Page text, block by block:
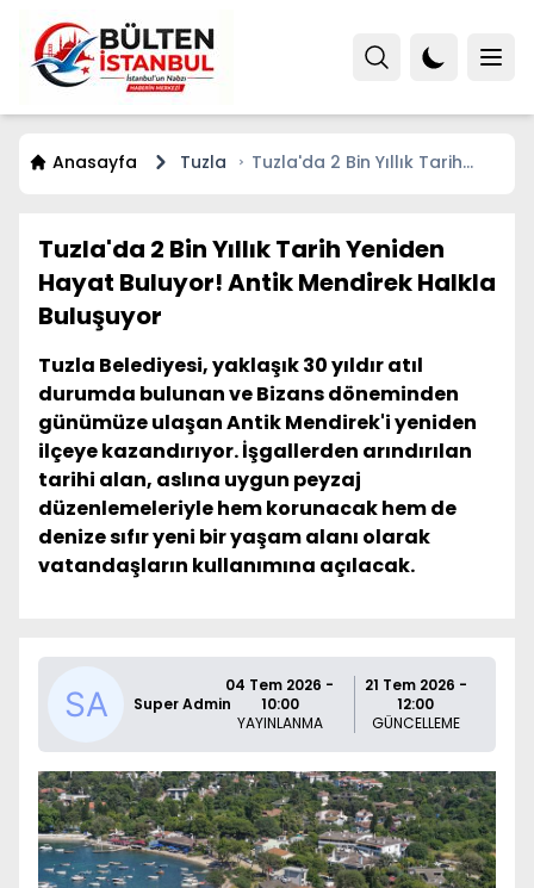
Anasayfa Tuzla
Tuzla'da 2 Bin Yıllık Tarih
Tuzla'da 2 Bin Yıllık Tarih Yeniden
Hayat Buluyor! Antik Mendirek Halkla
Buluşuyor
Tuzla Belediyesi, yaklaşık 30 yıldır atıl
durumda bulunan ve Bizans döneminden
günümüze ulaşan Antik Mendirek'i yeniden
ilçeye kazandırıyor. İşgallerden arındırılan
tarihi alan, aslına uygun peyzaj
düzenlemeleriyle hem korunacak hem de
denize sıfır yeni bir yaşam alanı olarak
vatandaşların kullanımına açılacak.
Super Admin
04 Tem 2026 -
10:00
YAYINLANMA
21 Tem 2026 -
12:00
GÜNCELLEME